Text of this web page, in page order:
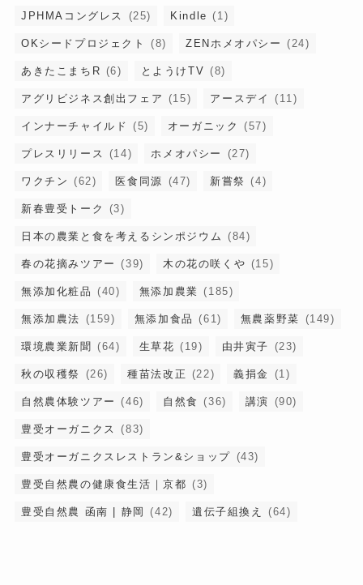
JPHMAコングレス (25) Kindle (1)
OKシードプロジェクト (8) ZENホメオパシー (24)
あきたこまちR (6) とようけTV (8)
アグリビジネス創出フェア (15) アースデイ (11)
インナーチャイルド (5) オーガニック (57)
プレスリリース (14) ホメオパシー (27)
ワクチン (62) 医食同源 (47) 新嘗祭 (4)
新春豊受トーク (3)
日本の農業と食を考えるシンポジウム (84)
春の花摘みツアー (39) 木の花の咲くや (15)
無添加化粧品 (40) 無添加農業 (185)
無添加農法 (159) 無添加食品 (61) 無農薬野菜 (149)
環境農業新聞 (64) 生草花 (19) 由井寅子 (23)
秋の収穫祭 (26) 種苗法改正 (22) 義捐金 (1)
自然農体験ツアー (46) 自然食 (36) 講演 (90)
豊受オーガニクス (83)
豊受オーガニクスレストラン&ショップ (43)
豊受自然農の健康食生活｜京都 (3)
豊受自然農 函南 | 静岡 (42) 遺伝子組換え (64)